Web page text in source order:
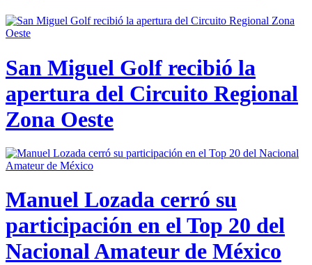
San Miguel Golf recibió la
apertura del Circuito Regional
Zona Oeste
Manuel Lozada cerró su
participación en el Top 20 del
Nacional Amateur de México